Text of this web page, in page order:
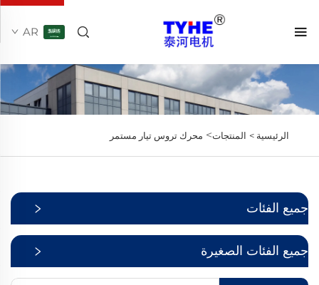
AR
الرئيسية > المنتجات> محرك تروس تيار مستمر
جميع الفئات
جميع الفئات الصغيرة